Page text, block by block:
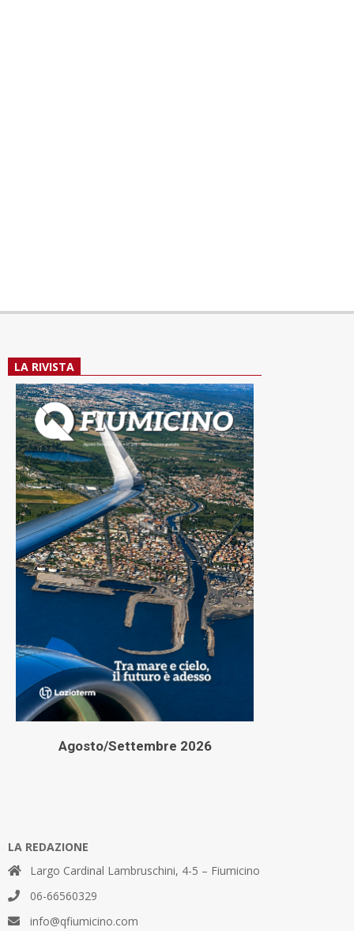
LA RIVISTA
Agosto/Settembre 2026
LA REDAZIONE
Largo Cardinal Lambruschini, 4-5 – Fiumicino
06-66560329
info@qfiumicino.com